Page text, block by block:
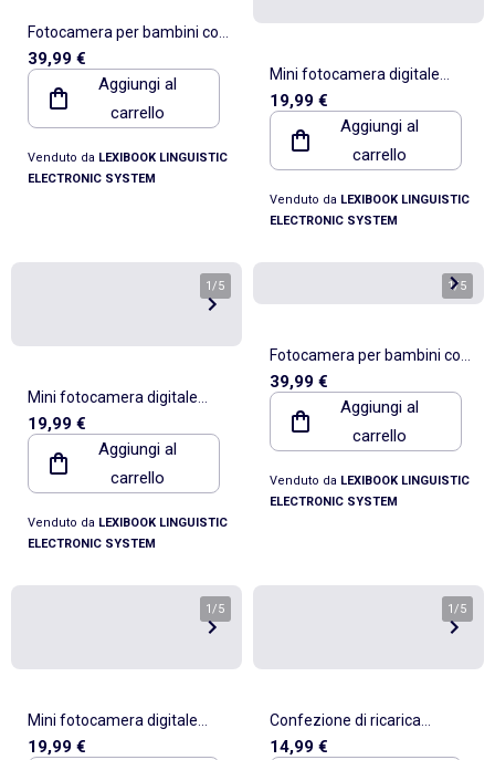
Fotocamera per bambini con
protezione Frozen
39,99 €
Aggiungi al
carrello
Venduto da LEXIBOOK LINGUISTIC
ELECTRONIC SYSTEM
Mini fotocamera digitale
portachiavi luce Blue con
memoria Flash integrata
19,99 €
Aggiungi al
carrello
Venduto da LEXIBOOK LINGUISTIC
ELECTRONIC SYSTEM
1 /5
Mini fotocamera digitale
portachiavi luce Pink con
memoria Flash integrata
19,99 €
Aggiungi al
carrello
Venduto da LEXIBOOK LINGUISTIC
ELECTRONIC SYSTEM
1/5
Fotocamera per bambini con
Sonic protezione
39,99 €
Aggiungi al
carrello
Venduto da LEXIBOOK LINGUISTIC
ELECTRONIC SYSTEM
1 /5
Mini fotocamera digitale
portachiavi Black con
19,99 €
1 /5
Confezione di ricarica
comprendente 10 rotoli di
14,99 €